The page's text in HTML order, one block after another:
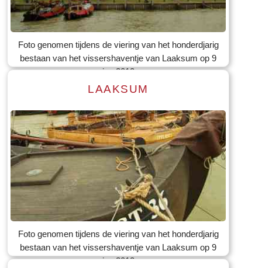
Tekst: © Foto: © Bauke Folkertsma
Foto genomen tijdens de viering van het honderdjarig
bestaan van het vissershaventje van Laaksum op 9
jun 2012
Lees meer
Tekst: © Foto: © Bauke Folkertsma
LAAKSUM
Foto genomen tijdens de viering van het honderdjarig
bestaan van het vissershaventje van Laaksum op 9
jun 2012